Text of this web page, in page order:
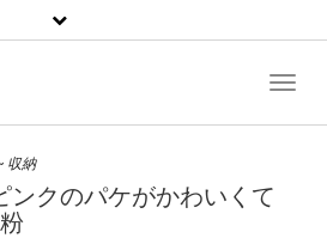
収納
ンクのパケがかわいくて